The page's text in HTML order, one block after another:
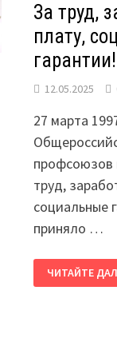
За труд,
плату,
гарантии!
12.05.2025
27 марта
профсоюзов
труд,
социальные
приняло …
ТРУД,
ЗАРАБОТНУЮ
ЧИТАЙТЕ